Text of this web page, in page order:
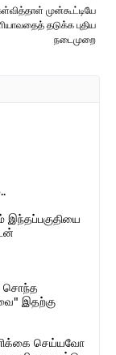
முன்கூட்டியே
தடுக்க புதிய
நடைமுறை
இந்தப்பகுதியை
சொந்த
இதற்கு
செய்யவோ